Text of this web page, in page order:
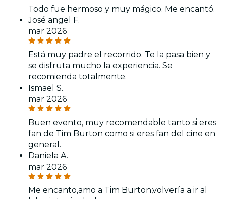
Todo fue hermoso y muy mágico. Me encantó.
José angel F.
mar 2026
Está muy padre el recorrido. Te la pasa bien y
se disfruta mucho la experiencia. Se
recomienda totalmente.
Ismael S.
mar 2026
Buen evento, muy recomendable tanto si eres
fan de Tim Burton como si eres fan del cine en
general.
Daniela A.
mar 2026
Me encanto,amo a Tim Burton,volvería a ir al